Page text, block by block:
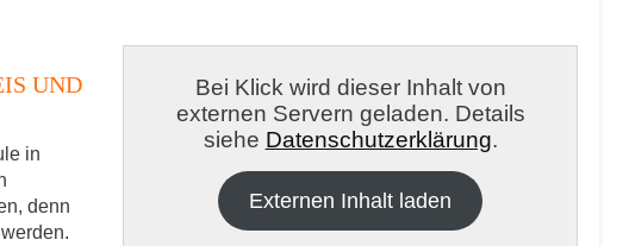
UND
in
denn
Bei Klick wird dieser Inhalt von
externen Servern geladen. Details
siehe Datenschutzerklärung.
Externen Inhalt laden